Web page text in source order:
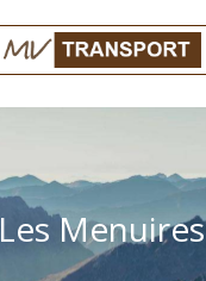
Les Menuires